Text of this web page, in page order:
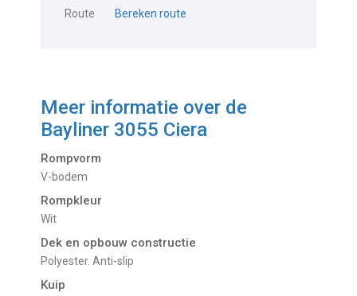
Route
Bereken route
Meer informatie over de
Bayliner 3055 Ciera
Rompvorm
V-bodem
Rompkleur
Wit
Dek en opbouw constructie
Polyester. Anti-slip
Kuip